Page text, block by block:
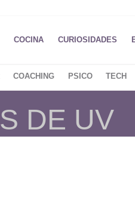
COCINA CURIOSIDADES
COACHING PSICO TECH
DE UV